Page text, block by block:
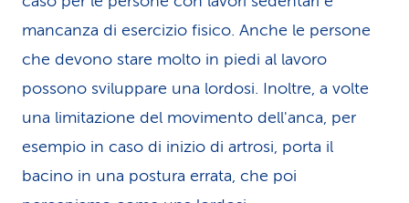
mancanza di esercizio fisico. Anche le persone
che devono stare molto in piedi al lavoro
possono sviluppare una lordosi. Inoltre, a volte
una limitazione del movimento dell'anca, per
esempio in caso di inizio di artrosi, porta il
bacino in una postura errata, che poi